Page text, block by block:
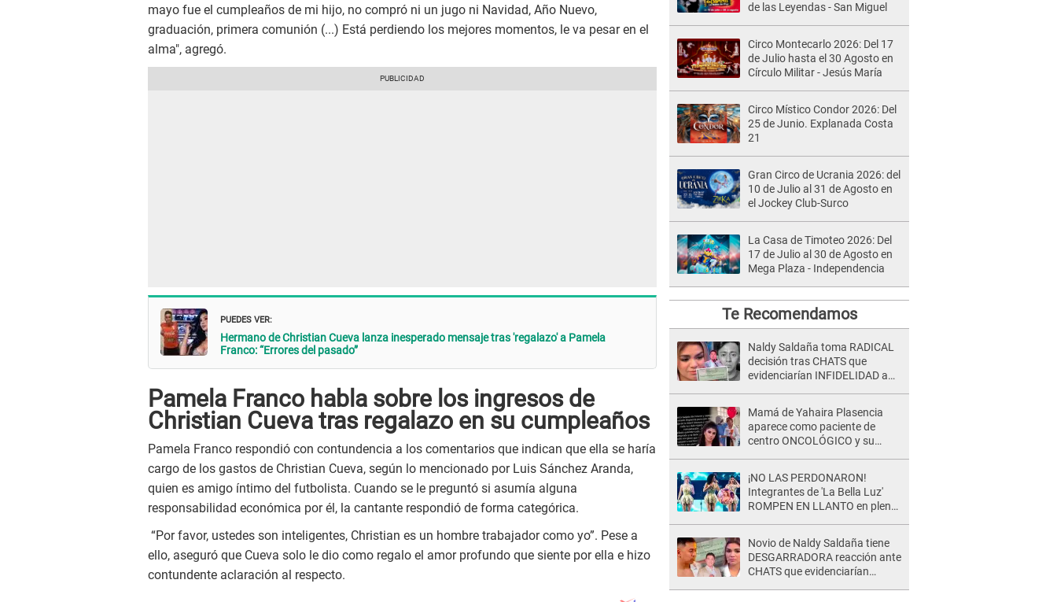
mayo fue el cumpleaños de mi hijo, no compró ni un jugo ni Navidad, Año Nuevo,
graduación, primera comunión (...) Está perdiendo los mejores momentos, le va pesar en el
alma", agregó.
PUEDES VER:
Hermano de Christian Cueva lanza inesperado mensaje tras 'regalazo' a Pamela
Franco: “Errores del pasado”
Pamela Franco habla sobre los ingresos de
Christian Cueva tras regalazo en su cumpleaños
Pamela Franco respondió con contundencia a los comentarios que indican que ella se haría
cargo de los gastos de Christian Cueva, según lo mencionado por Luis Sánchez Aranda,
quien es amigo íntimo del futbolista. Cuando se le preguntó si asumía alguna
responsabilidad económica por él, la cantante respondió de forma categórica.
“Por favor, ustedes son inteligentes, Christian es un hombre trabajador como yo”. Pese a
ello, aseguró que Cueva solo le dio como regalo el amor profundo que siente por ella e hizo
contundente aclaración al respecto.
de las Leyendas - San Miguel
Circo Montecarlo 2026: Del 17
de Julio hasta el 30 Agosto en
Círculo Militar - Jesús María
Circo Místico Condor 2026: Del
25 de Junio. Explanada Costa
21
Gran Circo de Ucrania 2026: del
10 de Julio al 31 de Agosto en
el Jockey Club-Surco
La Casa de Timoteo 2026: Del
17 de Julio al 30 de Agosto en
Mega Plaza - Independencia
Te Recomendamos
Naldy Saldaña toma RADICAL
decisión tras CHATS que
evidenciarían INFIDELIDAD a
Mamá de Yahaira Plasencia
aparece como paciente de
centro ONCOLÓGICO y su
¡NO LAS PERDONARON!
Integrantes de 'La Bella Luz'
ROMPEN EN LLANTO en pleno
Novio de Naldy Saldaña tiene
DESGARRADORA reacción ante
CHATS que evidenciarían